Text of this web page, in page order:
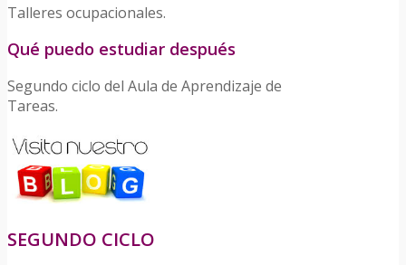
Talleres ocupacionales.
Qué puedo estudiar después
Segundo ciclo del Aula de Aprendizaje de
Tareas.
SEGUNDO CICLO